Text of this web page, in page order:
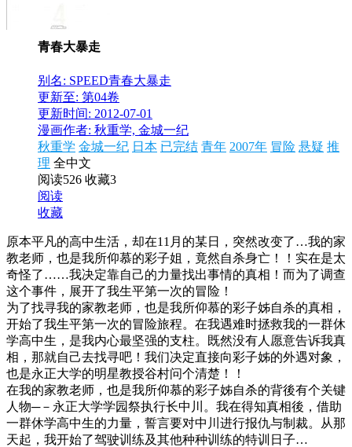
青春大暴走
别名: SPEED青春大暴走
更新至: 第04卷
更新时间: 2012-07-01
漫画作者: 秋重学, 金城一纪
秋重学 金城一纪 日本 已完结 青年 2007年 冒险 悬疑 推
理 全中文
阅读526 收藏3
阅读
收藏
原本平凡的高中生活，却在11月的某日，突然改变了…我的家
教老师，也是我所仰慕的彩子姐，竟然自杀身亡！！实在是太
奇怪了……我决定靠自己的力量找出事情的真相！而为了调查
这个事件，展开了我生平第一次的冒险！
为了找寻我的家教老师，也是我所仰慕的彩子姊自杀的真相，
开始了我生平第一次的冒险旅程。在我遇难时拯救我的一群休
学高中生，是我内心最坚强的支柱。既然没有人愿意告诉我真
相，那就自己去找寻吧！我们决定直接向彩子姊的外遇对象，
也是永正大学的明星教授谷村问个清楚！！
在我的家教老师，也是我所仰慕的彩子姊自杀的背後有个关键
人物─－永正大学学园祭执行长中川。我在得知真相後，借助
一群休学高中生的力量，誓言要对中川进行报仇与制裁。从那
天起，我开始了驾驶训练及其他种种训练的特训日子…